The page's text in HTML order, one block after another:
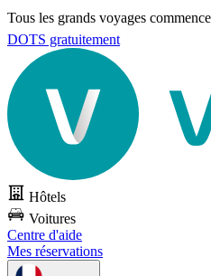
Tous les grands voyages
DOTS gratuitement
Hôtels
Voitures
Centre d'aide
Mes réservations